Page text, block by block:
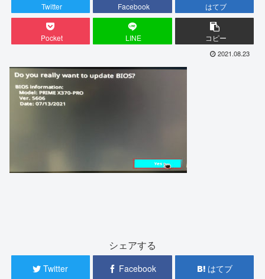
Twitter Facebook はてブ
Pocket LINE コピー
2021.08.23
シェアする
Twitter Facebook はてブ